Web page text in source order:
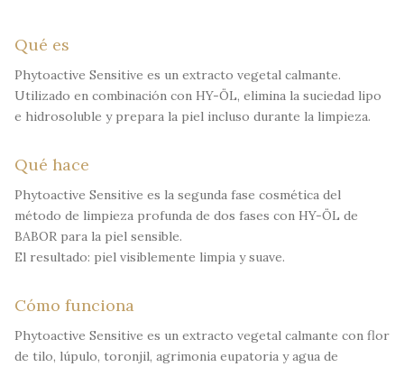
Qué es
Phytoactive Sensitive es un extracto vegetal calmante.
Utilizado en combinación con HY-ÖL, elimina la suciedad lipo
e hidrosoluble y prepara la piel incluso durante la limpieza.
Qué hace
Phytoactive Sensitive es la segunda fase cosmética del
método de limpieza profunda de dos fases con HY-ÖL de
BABOR para la piel sensible.
El resultado: piel visiblemente limpia y suave.
Cómo funciona
Phytoactive Sensitive es un extracto vegetal calmante con flor
de tilo, lúpulo, toronjil, agrimonia eupatoria y agua de